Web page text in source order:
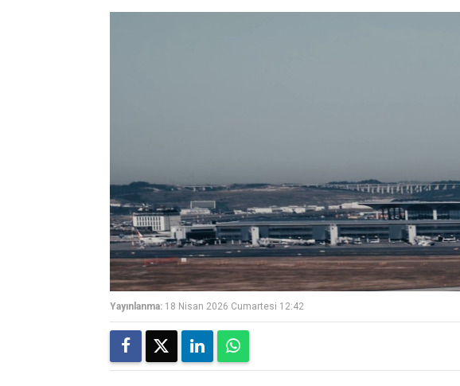
Yayınlanma: 18 Nisan 2026 Cumartesi 12:42